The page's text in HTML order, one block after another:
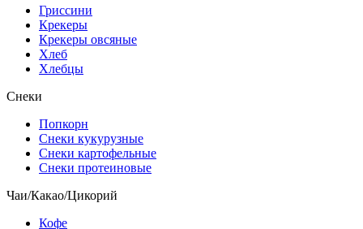
Гриссини
Крекеры
Крекеры овсяные
Хлеб
Хлебцы
Снеки
Попкорн
Снеки кукурузные
Снеки картофельные
Снеки протеиновые
Чаи/Какао/Цикорий
Кофе